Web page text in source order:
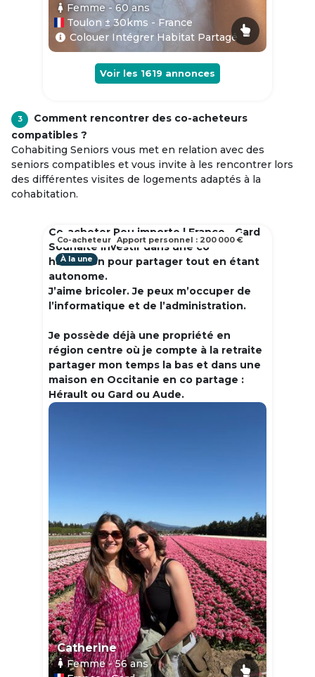
Femme - 60ans
Toulon ± 30kms - France
Colouer Intégrer Habitat Partagé
Voir les 1619 annonces
3
Comment rencontrer des co-acheteurs
compatibles ?
Cohabiting Seniors vous met en relation avec des
seniors compatibles et vous invite à les rencontrer lors
des différentes visites de logements adaptés à la
cohabitation.
Co-acheter Peu importe | France - Gard
Souhaite investir dans une co
habitation pour partager tout en étant
autonome.
J’aime bricoler. Je peux m’occuper de
l’informatique et de l’administration.
Je possède déjà une propriété en
région centre où je compte à la retraite
partager mon temps la bas et dans une
maison en Occitanie en co partage :
Hérault ou Gard ou Aude.
À la une
Catherine
Femme- 56ans
Co-acheteur Apport personnel : 200 000 €